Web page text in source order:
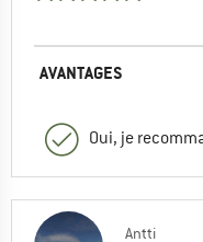
AVANTAGES
Oui, je
Antti